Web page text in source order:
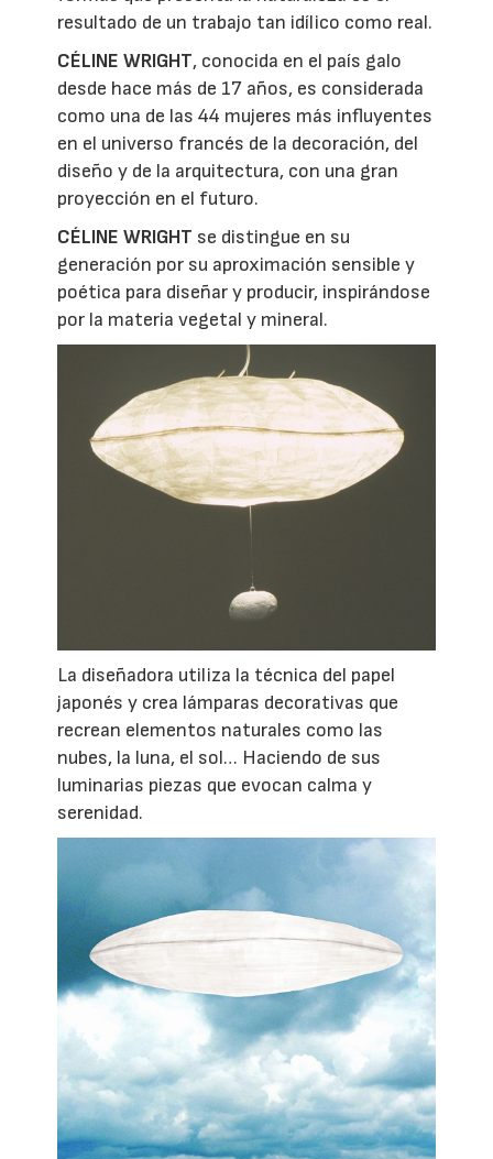
resultado de un trabajo tan idílico como real.
CÉLINE WRIGHT, conocida en el país galo
desde hace más de 17 años, es considerada
como una de las 44 mujeres más influyentes
en el universo francés de la decoración, del
diseño y de la arquitectura, con una gran
proyección en el futuro.
CÉLINE WRIGHT se distingue en su
generación por su aproximación sensible y
poética para diseñar y producir, inspirándose
por la materia vegetal y mineral.
La diseñadora utiliza la técnica del papel
japonés y crea lámparas decorativas que
recrean elementos naturales como las
nubes, la luna, el sol… Haciendo de sus
luminarias piezas que evocan calma y
serenidad.